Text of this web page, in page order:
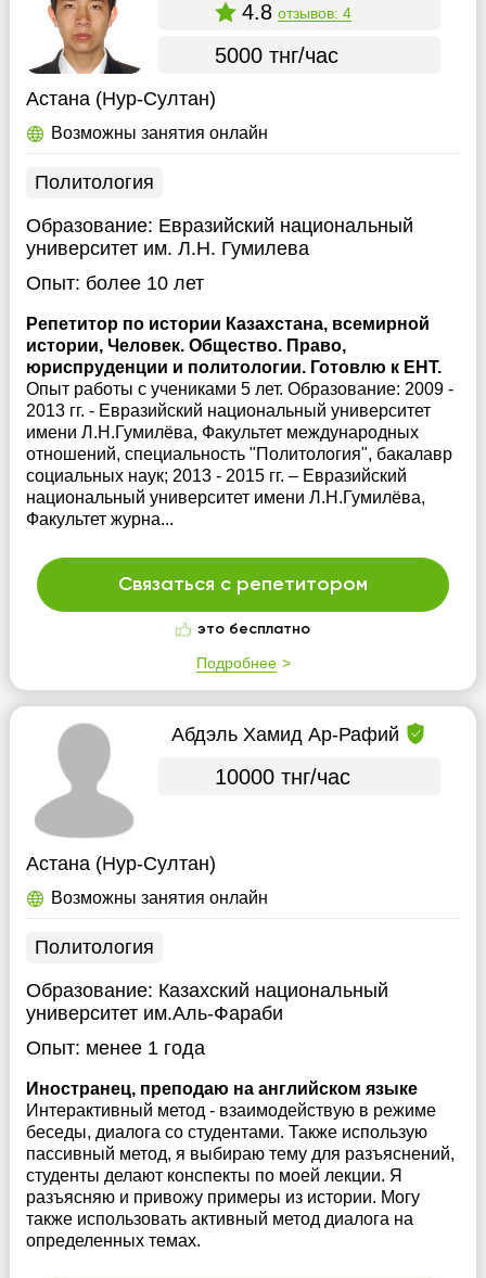
4.8 отзывов: 4
5000 тнг/час
Астана (Нур-Султан)
Возможны занятия онлайн
Политология
Образование: Евразийский национальный
университет им. Л.Н. Гумилева
Опыт: более 10 лет
Репетитор по истории Казахстана, всемирной
истории, Человек. Общество. Право,
юриспруденции и политологии. Готовлю к ЕНТ.
Опыт работы с учениками 5 лет. Образование: 2009 -
2013 гг. - Евразийский национальный университет
имени Л.Н.Гумилёва, Факультет международных
отношений, специальность "Политология", бакалавр
социальных наук; 2013 - 2015 гг. – Евразийский
национальный университет имени Л.Н.Гумилёва,
Факультет журна...
Связаться с репетитором
это бесплатно
Подробнее
Абдэль Хамид Ар-Рафий
10000 тнг/час
Астана (Нур-Султан)
Возможны занятия онлайн
Политология
Образование: Казахский национальный
университет им.Аль-Фараби
Опыт: менее 1 года
Иностранец, преподаю на английском языке
Интерактивный метод - взаимодействую в режиме
беседы, диалога со студентами. Также использую
пассивный метод, я выбираю тему для разъяснений,
студенты делают конспекты по моей лекции. Я
разъясняю и привожу примеры из истории. Могу
также использовать активный метод диалога на
определенных темах.